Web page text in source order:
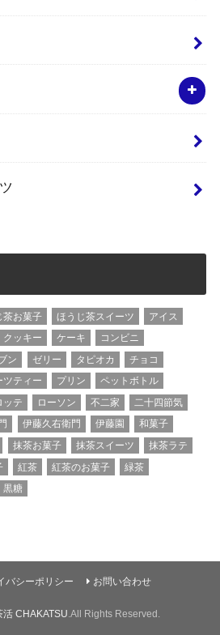
茶お菓子 ほうじ茶スイーツ
アイス
クッキー ケーキ
コンビニ
ン ゼリー タピオカ
チョコ
ツティー プリン
ペットボトル
ッテ ローソン 不二家
二十四節気
伊藤久右衛門 伊藤園
和菓子
抹茶お菓子 抹茶スイーツ
抹茶ラテ
紅茶 紅茶のお菓子
緑茶
黒糖
バシーポリシー お問い合わせ
活 CHAKATSU.All Rights Reserved.